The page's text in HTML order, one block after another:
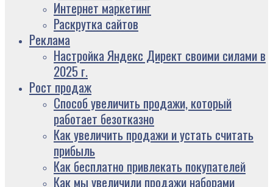
Интернет маркетинг
Раскрутка сайтов
Реклама
Настройка Яндекс Директ своими силами в
2025 г.
Рост продаж
Способ увеличить продажи, который
работает безотказно
Как увеличить продажи и устать считать
прибыль
Как бесплатно привлекать покупателей
Как мы увеличили продажи наборами